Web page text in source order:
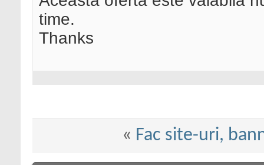
time.
Thanks
« Fac site-uri,